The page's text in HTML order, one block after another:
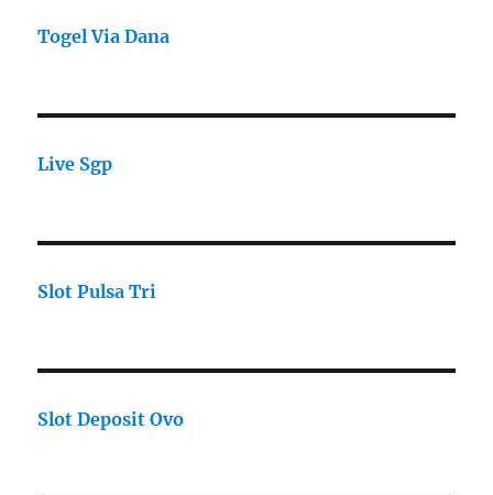
Togel Via Dana
Live Sgp
Slot Pulsa Tri
Slot Deposit Ovo